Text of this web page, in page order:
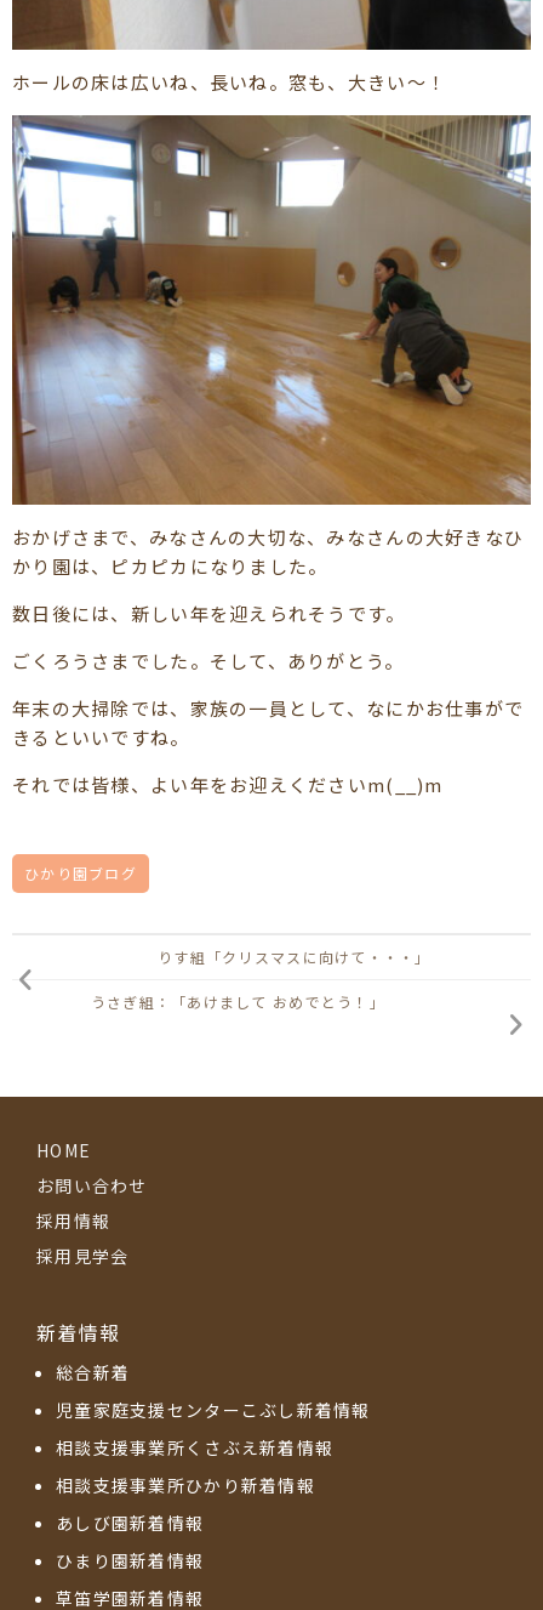
ホールの床は広いね、長いね。窓も、大きい～！
おかげさまで、みなさんの大切な、みなさんの大好きなひ
かり園は、ピカピカになりました。
数日後には、新しい年を迎えられそうです。
ごくろうさまでした。そして、ありがとう。
年末の大掃除では、家族の一員として、なにかお仕事がで
きるといいですね。
それでは皆様、よい年をお迎えくださいm(__)m
ひかり園ブログ
りす組「クリスマスに向けて・・・」
うさぎ組：「あけまして おめでとう！」
HOME
お問い合わせ
採用情報
採用見学会
新着情報
総合新着
児童家庭支援センターこぶし新着情報
相談支援事業所くさぶえ新着情報
相談支援事業所ひかり新着情報
あしび園新着情報
ひまり園新着情報
草笛学園新着情報